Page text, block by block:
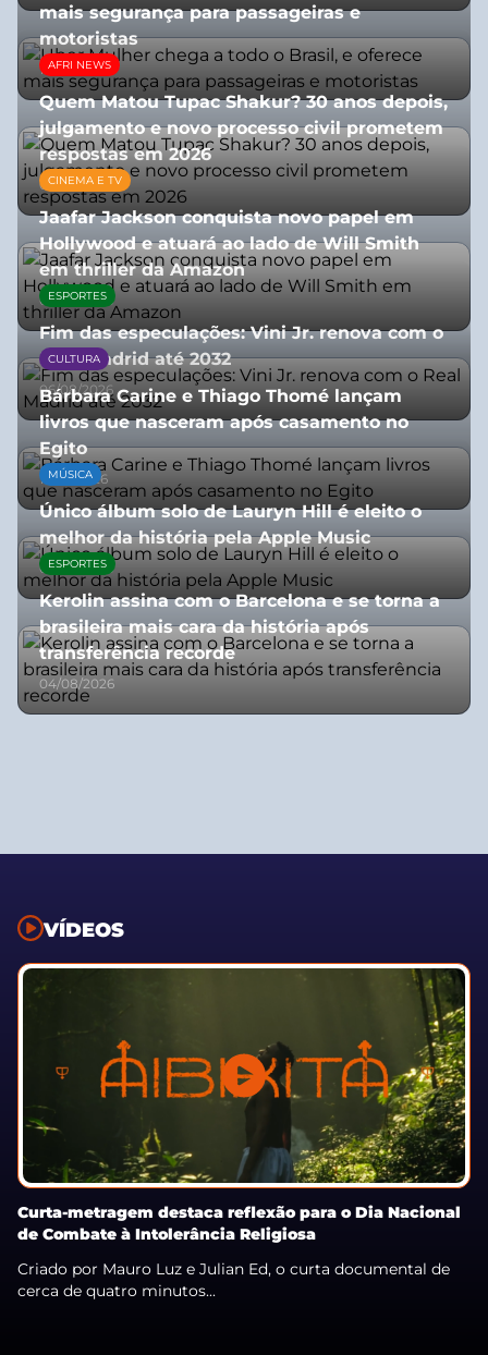
mais segurança para passageiras e
motoristas
10/07/2026
AFRI NEWS
Quem Matou Tupac Shakur? 30 anos depois,
julgamento e novo processo civil prometem
respostas em 2026
05/08/2026
CINEMA E TV
Jaafar Jackson conquista novo papel em
Hollywood e atuará ao lado de Will Smith
em thriller da Amazon
06/08/2026
ESPORTES
Fim das especulações: Vini Jr. renova com o
Real Madrid até 2032
06/08/2026
CULTURA
Bárbara Carine e Thiago Thomé lançam
livros que nasceram após casamento no
Egito
10/07/2026
MÚSICA
Único álbum solo de Lauryn Hill é eleito o
melhor da história pela Apple Music
06/08/2026
ESPORTES
Kerolin assina com o Barcelona e se torna a
brasileira mais cara da história após
transferência recorde
04/08/2026
VÍDEOS
Curta-metragem destaca reflexão para o Dia Nacional
de Combate à Intolerância Religiosa
Criado por Mauro Luz e Julian Ed, o curta documental de
cerca de quatro minutos...